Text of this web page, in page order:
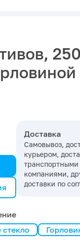
Доставка
Самовывоз,
курьером,
транспортными
компаниями,
доставки по